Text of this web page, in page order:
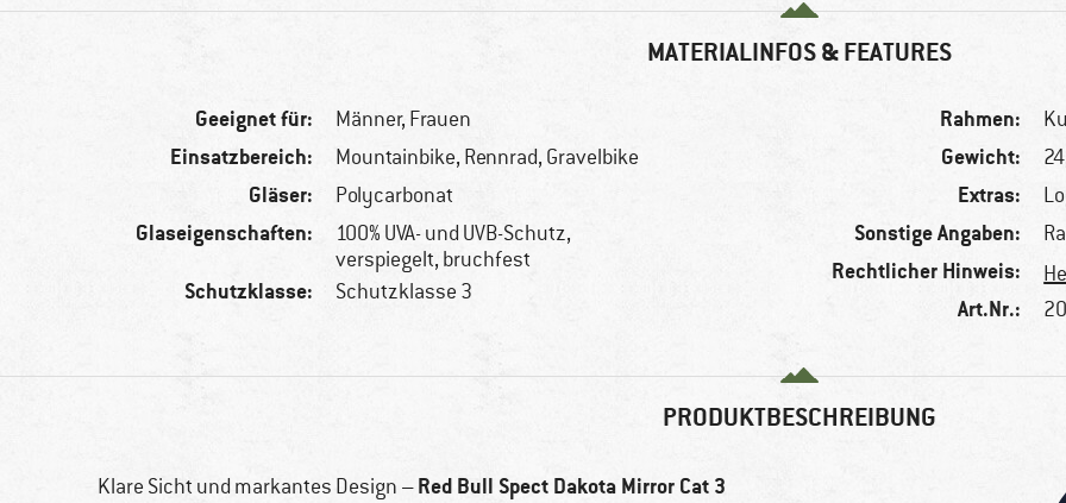
MATERIALINFOS & FEATURES
Geeignet für: Männer, Frauen
Einsatzbereich: Mountainbike, Rennrad, Gravelbike
Gläser: Polycarbonat
Glaseigenschaften:
100% UVA- und UVB-Schutz,
verspiegelt, bruchfest
Schutzklasse: Schutzklasse 3
Rahmen:
Gewicht:
Extras:
Sonstige Angaben:
Rechtlicher Hinweis:
Art.Nr.:
PRODUKTBESCHREIBUNG
Klare Sicht und markantes Design –Red Bull Spect Dakota Mirror Cat 3